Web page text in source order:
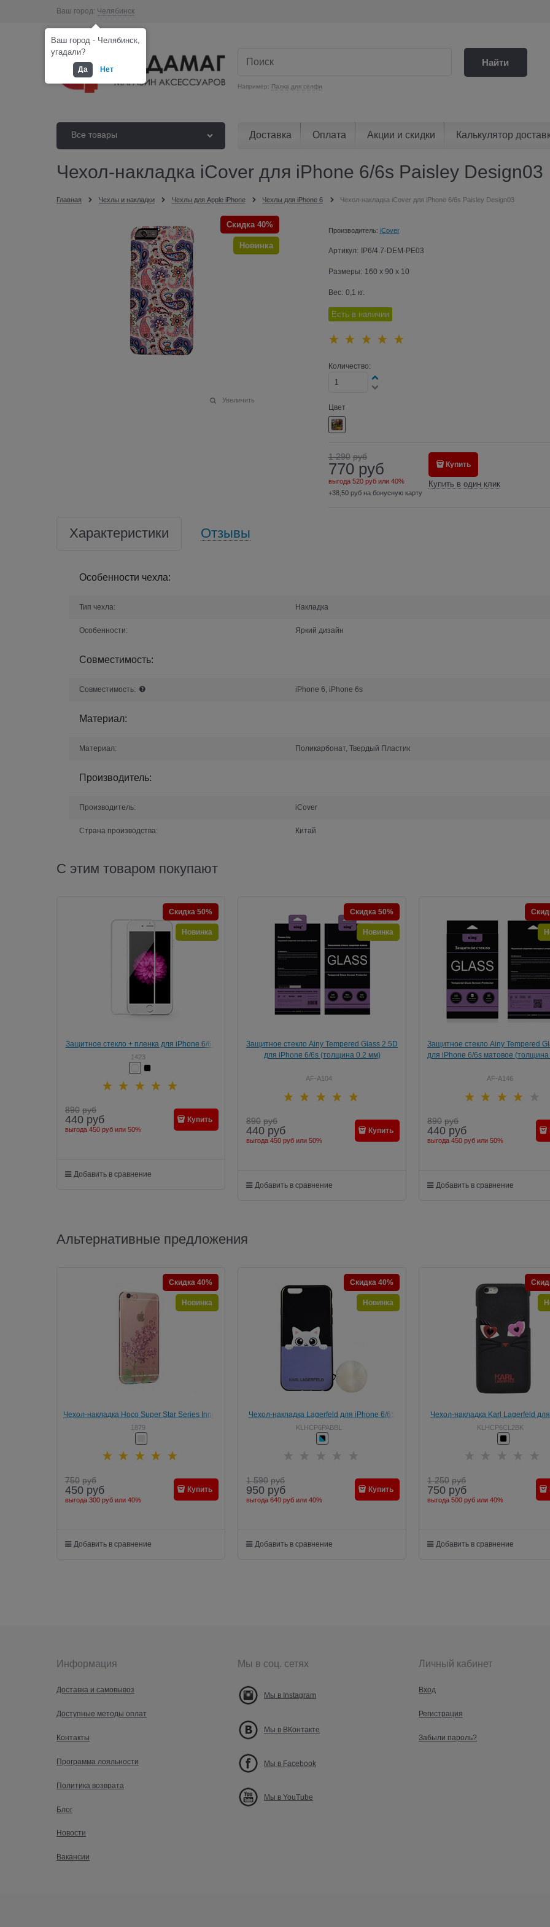
Ваш город: Челябинск
Например: Палка для селфи
Найти
Все товары Доставка Оплата Акции и скидки Калькулятор
Чехол-накладка iCover для iPhone 6/6s Paisley Design03
Главная Чехлы и накладки Чехлы для Apple iPhone Чехлы для iPhone 6 Чехол-накладка iCover для iPhone 6/6s Paisley Design03
Скидка 40%
Новинка
Увеличить
Производитель: iCover
Артикул: IP6/4.7-DEM-PE03
Размеры: 160 x 90 x 10
Вес: 0,1 кг.
Есть в наличии
Количество:
Цвет
1 290 руб
770 руб
выгода 520 рубили 40%
+38,50 руб на бонусную карту
Купить
Купить в один клик
Характеристики Отзывы
Особенности чехла:
Тип чехла: Накладка
Особенности: Яркий дизайн
Совместимость:
Совместимость: iPhone 6, iPhone 6s
Материал:
Материал: Поликарбонат, Твердый Пластик
Производитель:
Производитель: iCover
Страна производства: Китай
С этим товаром покупают
Защитное стекло + пленка для iPhone 6/6S
HOCO Full Rim Original Filmset Glass 0,25
mm
1423
Скидка 50%
Новинка
890 руб
440 руб
выгода 450 руб или 50%
Купить
Добавить в сравнение
Защитное стекло Ainy Tempered Glass 2.5D
для iPhone 6/6s (толщина 0.2 мм)
AF-A104
Скидка 50%
Новинка
890 руб
440 руб
выгода 450 руб или 50%
Купить
Добавить в сравнение
Защитное стекло Ainy Tempered
для iPhone 6/6s матовое
AF-A146
890 руб
440 руб
выгода 450 руб или 50%
Добавить в сравнение
Альтернативные предложения
Чехол-накладка Hoco Super Star Series Inner
для Apple iPhone 6/6S (Lilac)
1879
Скидка 40%
Новинка
750 руб
450 руб
выгода 300 руб или 40%
Купить
Добавить в сравнение
Чехол-накладка Lagerfeld для iPhone 6/6S
K-Peek A Boo Hard TPU Blue/Black (Цвет:
Голубой/Чёрный)
KLHCP6PABBL
Скидка 40%
Новинка
1 590 руб
950 руб
выгода 640 руб или 40%
Купить
Добавить в сравнение
Чехол-накладка Karl Lagerfeld
6/6s Choupette, (Цвет:
KLHCP6CL2BK
1 250 руб
750 руб
выгода 500 руб или 40%
Добавить в сравнение
Информация
Доставка и самовывоз
Доступные методы оплат
Контакты
Программа лояльности
Политика возврата
Блог
Новости
Вакансии
Мы в соц. сетях
Мы в Instagram
Мы в ВКонтакте
Мы в Facebook
Мы в YouTube
Личный кабинет
Вход
Регистрация
Забыли пароль?
Ваш город - Челябинск,
угадали?
Да Нет